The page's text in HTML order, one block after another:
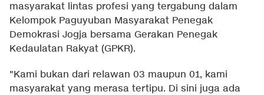
masyarakat lintas profesi yang tergabung dalam
Kelompok Paguyuban Masyarakat Penegak
Demokrasi Jogja bersama Gerakan Penegak
Kedaulatan Rakyat (GPKR).
"Kami bukan dari relawan 03 maupun 01, kami
masyarakat yang merasa tertipu. Di sini juga ada